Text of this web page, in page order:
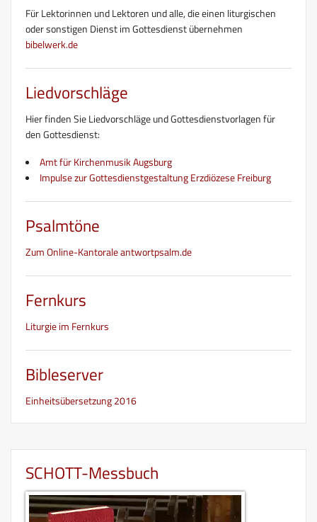
Für Lektorinnen und Lektoren und alle, die einen liturgischen
oder sonstigen Dienst im Gottesdienst übernehmen
bibelwerk.de
Liedvorschläge
Hier finden Sie Liedvorschläge und Gottesdienstvorlagen für
den Gottesdienst:
Amt für Kirchenmusik Augsburg
Impulse zur Gottesdienstgestaltung Erzdiözese Freiburg
Psalmtöne
Zum Online-Kantorale antwortpsalm.de
Fernkurs
Liturgie im Fernkurs
Bibleserver
Einheitsübersetzung 2016
SCHOTT-Messbuch